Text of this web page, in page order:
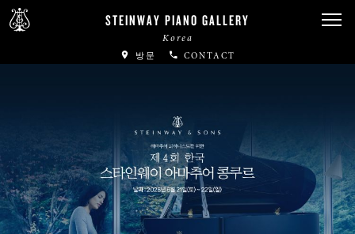
STEINWAY PIANO GALLERY
Korea
방문 CONTACT